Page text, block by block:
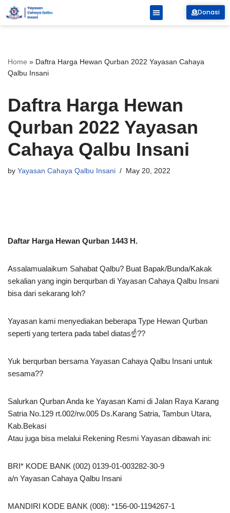
Donasi
Home » Daftra Harga Hewan Qurban 2022 Yayasan Cahaya
Qalbu Insani
Daftra Harga Hewan
Qurban 2022 Yayasan
Cahaya Qalbu Insani
by Yayasan Cahaya Qalbu Insani May 20, 2022
Daftar Harga Hewan Qurban 1443 H.
Assalamualaikum Sahabat Qalbu? Buat Bapak/Bunda/Kakak
sekalian yang ingin berqurban di Yayasan Cahaya Qalbu Insani
bisa dari sekarang loh?
Yayasan kami menyediakan beberapa Type Hewan Qurban
seperti yang tertera pada tabel diatas☝??
Yuk berqurban bersama Yayasan Cahaya Qalbu Insani untuk
sesama??
Salurkan Qurban Anda ke Yayasan Kami di Jalan Raya Karang
Satria No.129 rt.002/rw.005 Ds.Karang Satria, Tambun Utara,
Kab.Bekasi
Atau juga bisa melalui Rekening Resmi Yayasan dibawah ini:
BRI* KODE BANK (002) 0139-01-003282-30-9
a/n Yayasan Cahaya Qalbu Insani
MANDIRI KODE BANK (008): *156-00-1194267-1